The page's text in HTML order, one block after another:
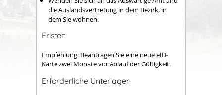
die Auslandsvertretung in dem Bezirk, in
dem Sie wohnen.
Fristen
Empfehlung: Beantragen Sie eine neue eID-
Karte zwei Monate vor Ablauf der Gültigkeit.
Erforderliche Unterlagen